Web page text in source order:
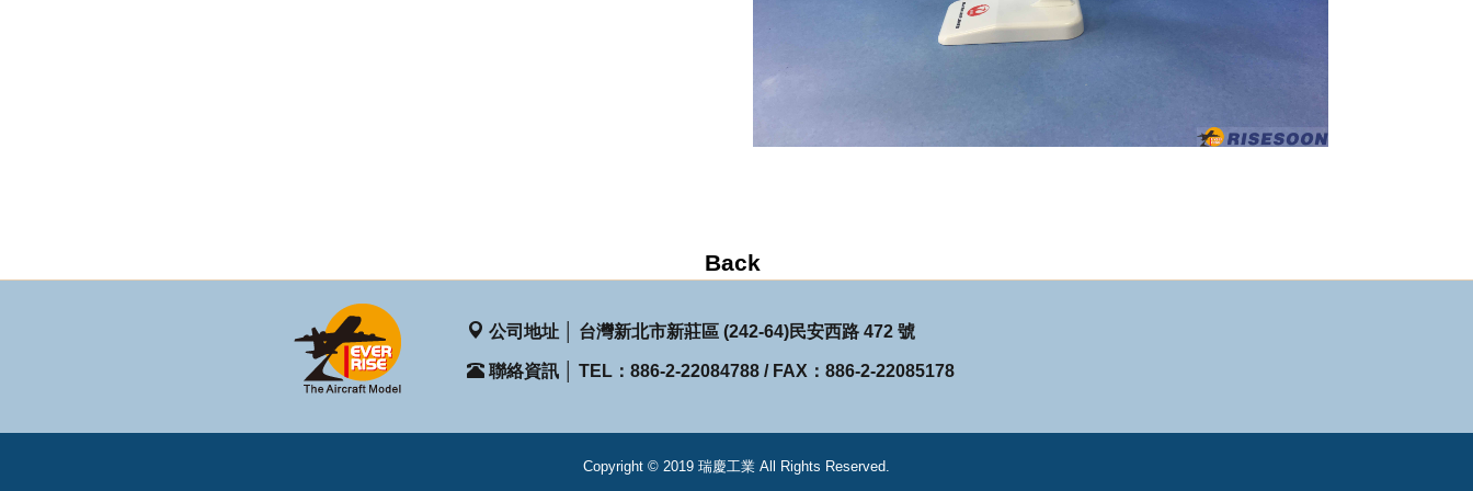
公司地址 │ 台灣新北市新莊區 (242-64)民安西路 472 號
聯絡資訊 │ TEL：886-2-22084788 / FAX：886-2-22085178
Copyright © 2019 瑞慶工業 All Rights Reserved.